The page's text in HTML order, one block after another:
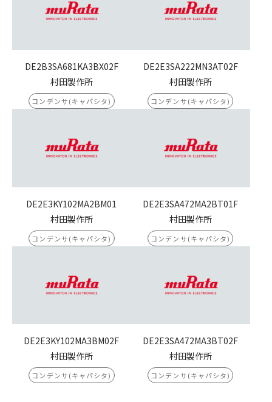
DE2B3SA681KA3BX02F
村田製作所
コンデンサ(キャパシタ)
DE2E3SA222MN3AT02F
村田製作所
コンデンサ(キャパシタ)
DE2E3KY102MA2BM01
村田製作所
コンデンサ(キャパシタ)
DE2E3SA472MA2BT01F
村田製作所
コンデンサ(キャパシタ)
DE2E3KY102MA3BM02F
村田製作所
コンデンサ(キャパシタ)
DE2E3SA472MA3BT02F
村田製作所
コンデンサ(キャパシタ)